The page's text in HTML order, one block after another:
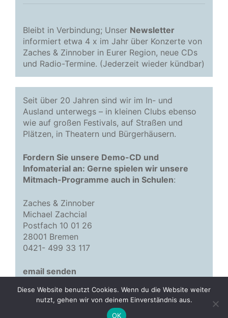
Bleibt in Verbindung; Unser Newsletter
informiert etwa 4 x im Jahr über Konzerte von
Zaches & Zinnober in Eurer Region, neue CDs
und Radio-Termine. (Jederzeit wieder kündbar)
Seit über 20 Jahren sind wir im In- und
Ausland unterwegs – in kleinen Clubs ebenso
wie auf großen Festivals, auf Straßen und
Plätzen, in Theatern und Bürgerhäusern.
Fordern Sie unsere Demo-CD und
Infomaterial an: Gerne spielen wir unsere
Mitmach-Programme auch in Schulen:
Zaches & Zinnober
Michael Zachcial
Postfach 10 01 26
28001 Bremen
0421- 499 33 117
email senden
© 2026 Zaches & Zinnober • Erstellt mit
Diese Website benutzt Cookies. Wenn du die Website weiter
nutzt, gehen wir von deinem Einverständnis aus.
OK